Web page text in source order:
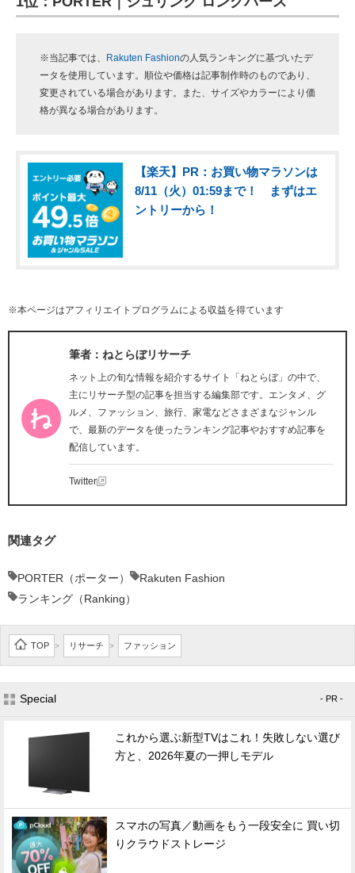
※当記事では、 Rakuten Fashionの人気ランキングに基づいたデ
ータを使用しています。順位や価格は記事制作時のものであり、
変更されている場合があります。また、サイズやカラーにより価
格が異なる場合があります。
【楽天】PR：お買い物マラソンは
8/11（火）01:59まで！ まずはエ
ントリーから！
※本ページはアフィリエイトプログラムによる収益を得ています
筆者：ねとらぼリサーチ
ネット上の旬な情報を紹介するサイト「ねとらぼ」の中で、
主にリサーチ型の記事を担当する編集部です。エンタメ、グ
ルメ、ファッション、旅行、家電などさまざまなジャンル
で、最新のデータを使ったランキング記事やおすすめ記事を
配信しています。
Twitter
関連タグ
PORTER（ポーター）
Rakuten Fashion
ランキング（Ranking）
TOP > リサーチ > ファッション
Special - PR -
これから選ぶ新型TVはこれ！失敗しない選び
方と、2026年夏の一押しモデル
スマホの写真／動画をもう一段安全に 買い切
りクラウドストレージ